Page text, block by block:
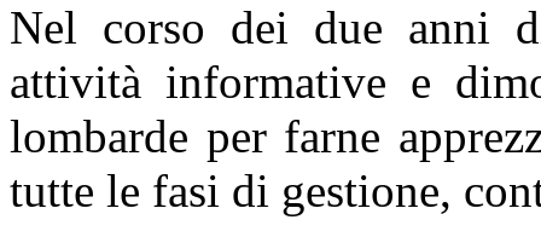
Nel corso dei due anni
attività informative e
lombarde per farne
tutte le fasi di gestione,